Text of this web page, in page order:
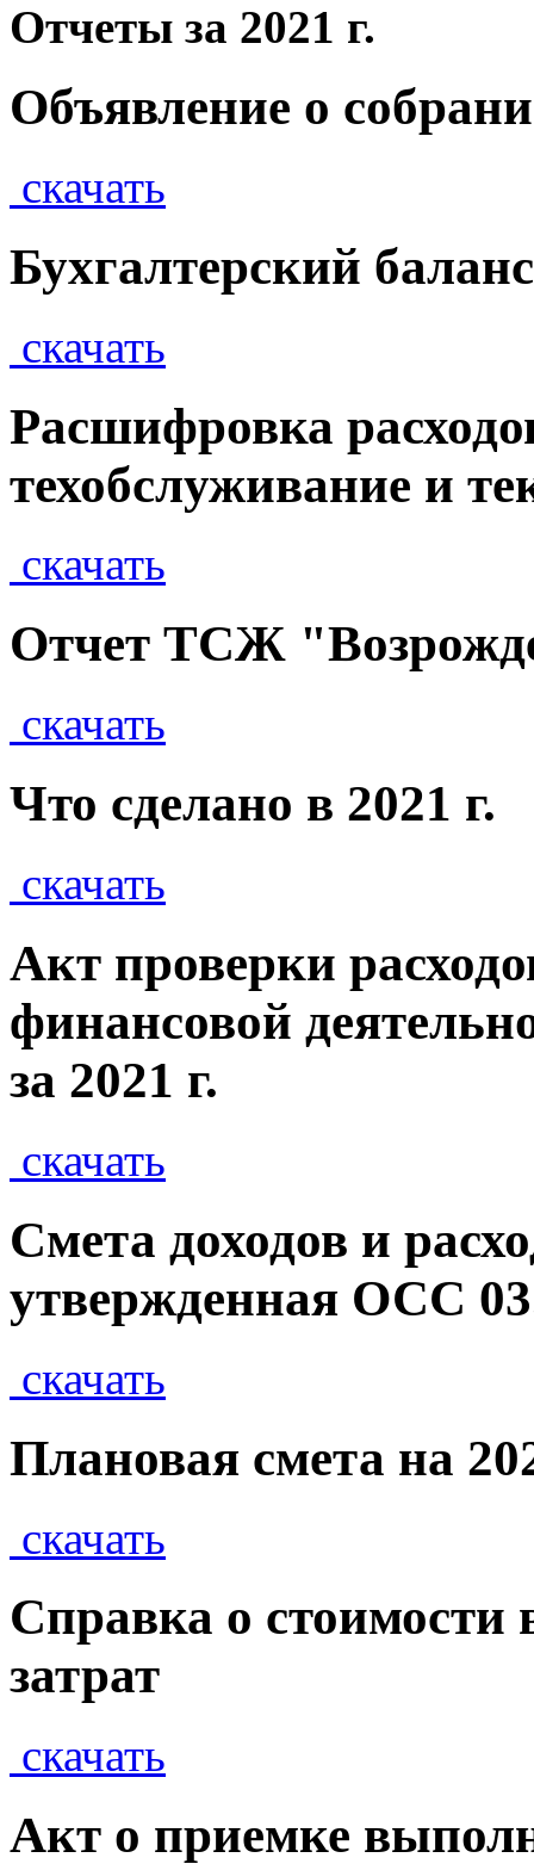
Отчеты за 2021 г.
Объявление о
скачать
Бухгалтерский
скачать
Расшифровка
техобслуживание и
скачать
Отчет ТСЖ
скачать
Что сделано в 2021 г.
скачать
Акт проверки
финансовой
за 2021 г.
скачать
Смета доходов и
утвержденная ОСС
скачать
Плановая смета на
скачать
Справка о
затрат
скачать
Акт о приемке